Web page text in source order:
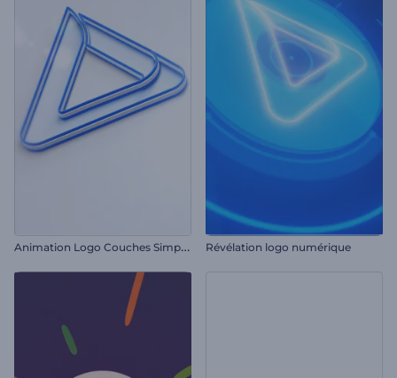
A
nimation Logo Couches Simples Révélation logo numérique